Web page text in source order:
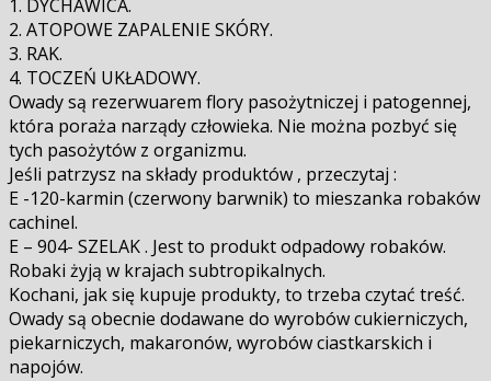
1. DYCHAWICA.
2. ATOPOWE ZAPALENIE SKÓRY.
3. RAK.
4. TOCZEŃ UKŁADOWY.
Owady są rezerwuarem flory pasożytniczej i patogennej,
która poraża narządy człowieka. Nie można pozbyć się
tych pasożytów z organizmu.
Jeśli patrzysz na składy produktów , przeczytaj :
E -120-karmin (czerwony barwnik) to mieszanka robaków
cachinel.
E – 904- SZELAK . Jest to produkt odpadowy robaków.
Robaki żyją w krajach subtropikalnych.
Kochani, jak się kupuje produkty, to trzeba czytać treść.
Owady są obecnie dodawane do wyrobów cukierniczych,
piekarniczych, makaronów, wyrobów ciastkarskich i
napojów.